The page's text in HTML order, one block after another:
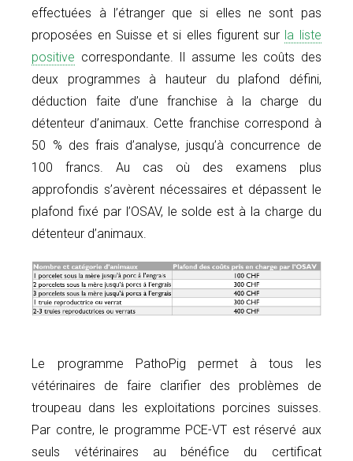
effectuées à l’étranger que si elles ne sont pas
proposées en Suisse et si elles figurent sur la liste
positive correspondante. Il assume les coûts des
deux programmes à hauteur du plafond défini,
déduction faite d’une franchise à la charge du
détenteur d’animaux. Cette franchise correspond à
50 % des frais d’analyse, jusqu’à concurrence de
100 francs. Au cas où des examens plus
approfondis s’avèrent nécessaires et dépassent le
plafond fixé par l’OSAV, le solde est à la charge du
détenteur d’animaux.
Le programme PathoPig permet à tous les
vétérinaires de faire clarifier des problèmes de
troupeau dans les exploitations porcines suisses.
Par contre, le programme PCE-VT est réservé aux
seuls vétérinaires au bénéfice du certificat